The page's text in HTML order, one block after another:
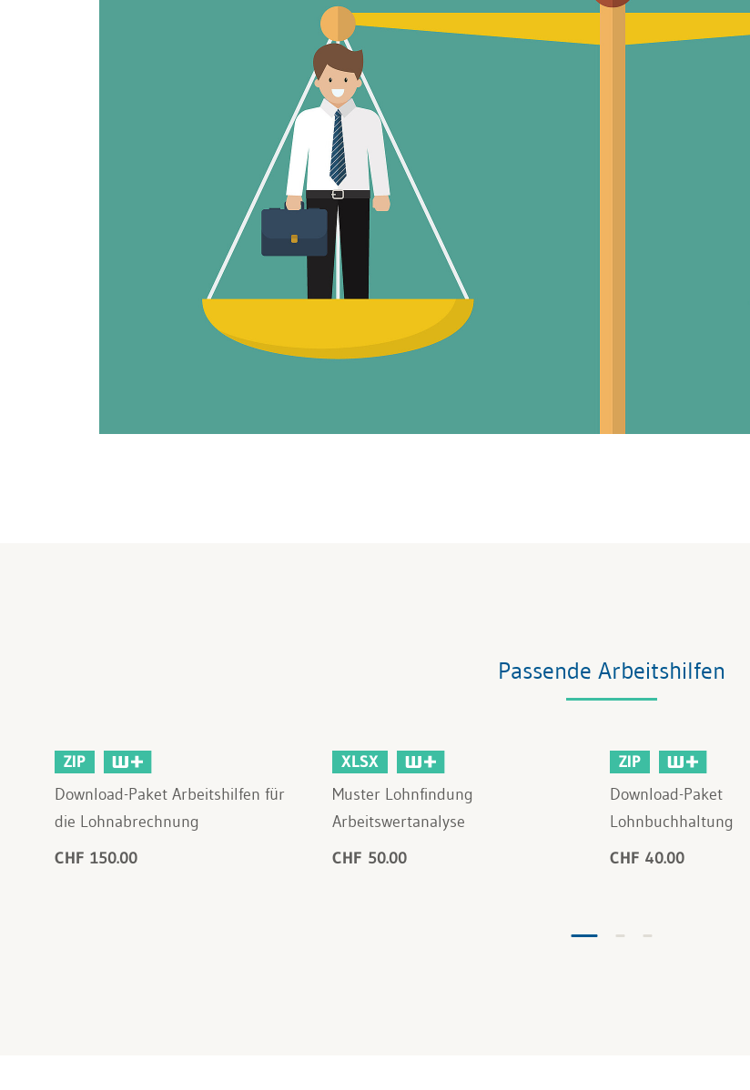
Passende Arbeitshilfen
ZIP
Download-Paket Arbeitshilfen für
die Lohnabrechnung
CHF 150.00
XLSX
Muster Lohnfindung
Arbeitswertanalyse
CHF 50.00
ZIP
Download-Paket
Lohnbuchhaltung
CHF 40.00